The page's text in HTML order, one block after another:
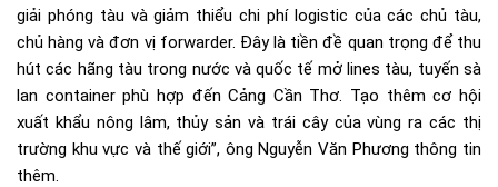
giải phóng tàu và giảm thiểu chi phí logistic của các chủ tàu,
chủ hàng và đơn vị forwarder. Đây là tiền đề quan trọng để thu
hút các hãng tàu trong nước và quốc tế mở lines tàu, tuyến sà
lan container phù hợp đến Cảng Cần Thơ. Tạo thêm cơ hội
xuất khẩu nông lâm, thủy sản và trái cây của vùng ra các thị
trường khu vực và thế giới”, ông Nguyễn Văn Phương thông tin
thêm.